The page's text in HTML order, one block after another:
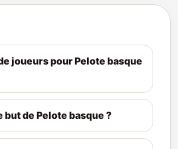
joueurs pour Pelote basque
but de Pelote basque ?